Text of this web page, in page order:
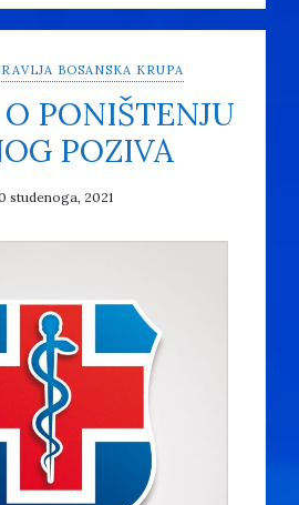
BOSANSKA KRUPA
PONIŠTENJU
POZIVA
studenoga, 2021